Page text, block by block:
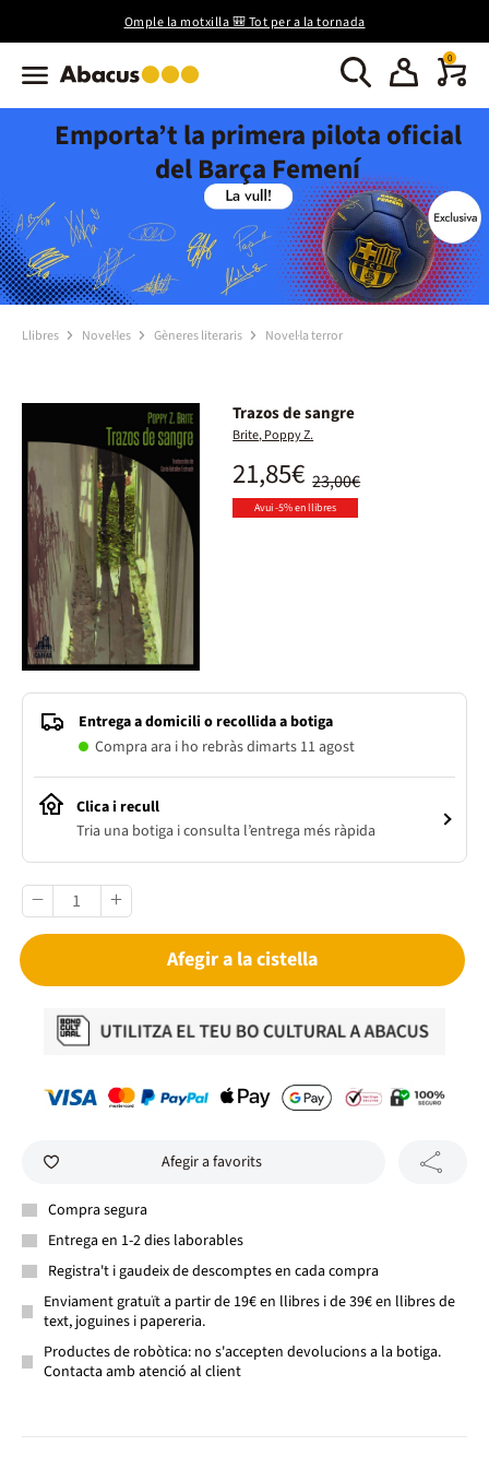
Omple la motxilla 🎒 Tot per a la tornada
0
Emporta’t la primera pilota oficial
del Barça Femení
Llibres Novel·les Gèneres literaris Novel·la terror
Trazos de sangre
Brite, Poppy Z.
23,00€
21,85€
Avui -5% en llibres
Entrega a domicili o recollida a botiga
Compra ara i ho rebràs dimarts 11 agost
Clica i recull
Tria una botiga i consulta l’entrega més ràpida
Afegir a la cistella
Afegir a favorits
Compra segura
Entrega en 1-2 dies laborables
Registra't i gaudeix de descomptes en cada compra
Enviament gratuït a partir de 19€ en llibres i de 39€ en llibres de
text, joguines i papereria.
Productes de robòtica: no s'accepten devolucions a la botiga.
Contacta amb atenció al client